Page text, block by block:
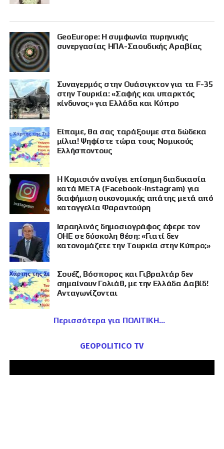
GeoEurope: Η συμφωνία πυρηνικής
συνεργασίας ΗΠΑ-Σαουδικής Αραβίας
Συναγερμός στην Ουάσιγκτον για τα F-35
στην Τουρκία: «Σαφής και υπαρκτός
κίνδυνος» για Ελλάδα και Κύπρο
Είπαμε, θα σας ταράξουμε στα δώδεκα
μίλια! Ψηφίστε τώρα τους Νομικούς
Ελλήσποντους
Η Κομισιόν ανοίγει επίσημη διαδικασία
κατά META (Facebook-Instagram) για
διαφήμιση οικονομικής απάτης μετά από
καταγγελία Φαραντούρη
Ισραηλινός δημοσιογράφος έφερε τον
ΟΗΕ σε δύσκολη θέση: «Γιατί δεν
κατονομάζετε την Τουρκία στην Κύπρο;»
Σουέζ, Βόσπορος και Γιβραλτάρ δεν
σημαίνουν Γολιάθ, με την Ελλάδα Δαβίδ!
Ανταγωνίζονται
Περισσότερα για ΠΟΛΙΤΙΚΗ
GEOPOLITICO TV